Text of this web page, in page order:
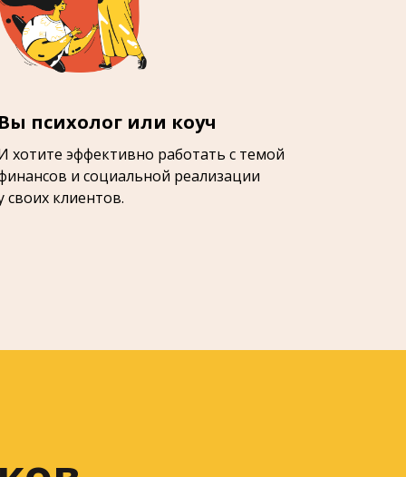
Вы психолог или коуч
хотите эффективно работать с темой
и социальной реализации
своих клиентов.